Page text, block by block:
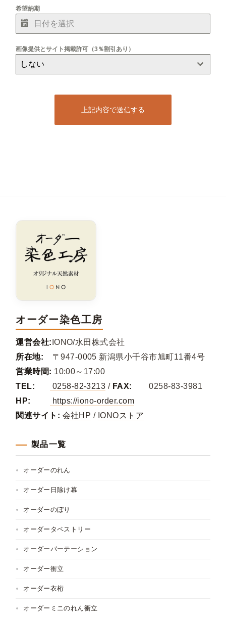
希望納期
画像提供とサイト掲載許可（3％割引あり）
しない
上記内容で送信する
オーダー染色工房
運営会社: IONO/水田株式会社
所在地:
〒947-0005 新潟県小千谷市旭町11番4号
営業時間: 10:00～17:00
TEL:
0258-82-3213 / FAX:
0258-83-3981
HP:
https://iono-order.com
関連サイト: 会社HP / IONOストア
製品一覧
オーダーのれん
オーダー日除け幕
オーダーのぼり
オーダータペストリー
オーダーパーテーション
オーダー衝立
オーダー衣桁
オーダーミニのれん衝立